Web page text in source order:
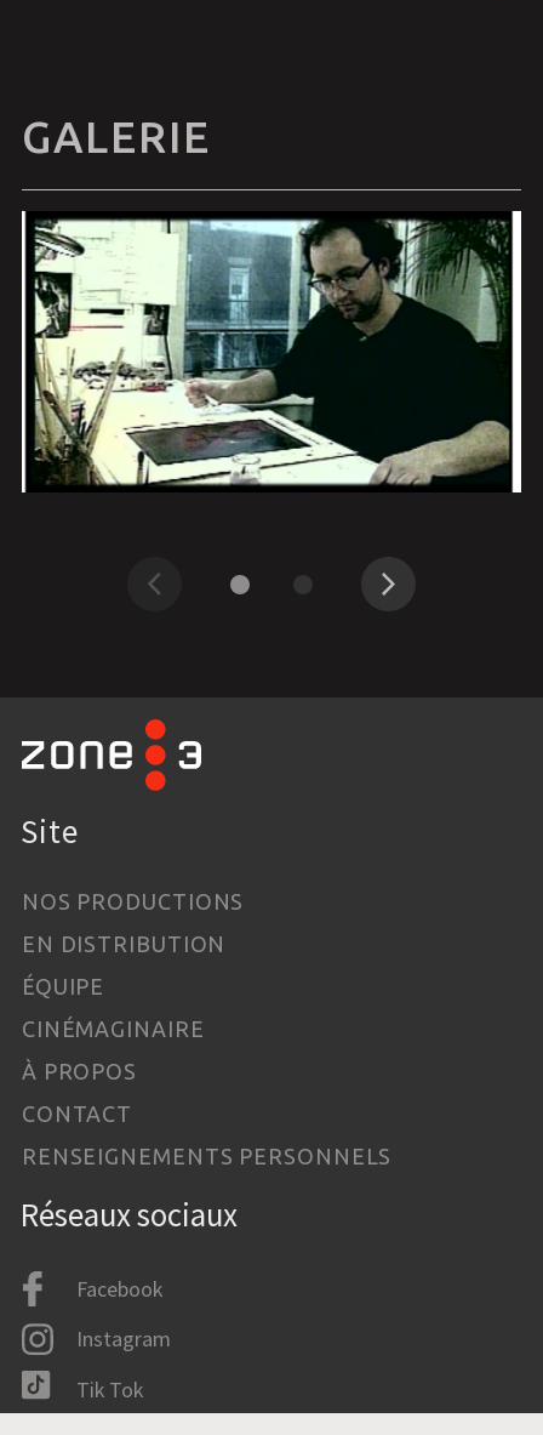
GALERIE
Précédent Suivant
Site
NOS PRODUCTIONS
EN DISTRIBUTION
ÉQUIPE
CINÉMAGINAIRE
À PROPOS
CONTACT
RENSEIGNEMENTS PERSONNELS
Réseaux sociaux
Facebook
Instagram
Tik Tok